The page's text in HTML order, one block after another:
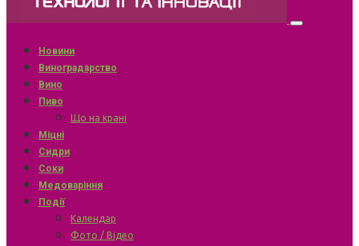
Новини
Виноградарство
Вино
Пиво
Що на крані
Міцні
Сидри
Соки
Медоваріння
Події
Календар
Фото / Відео